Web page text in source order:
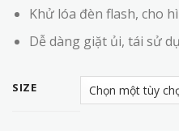
Khử lóa đèn flash, cho
Dễ dàng giặt ủi, tái sử
SIZE